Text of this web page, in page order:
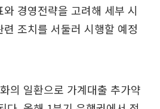
경영전략을 고려해 세부 시
조치를 서둘러 시행할 예정
의 일환으로 가계대출 추가약